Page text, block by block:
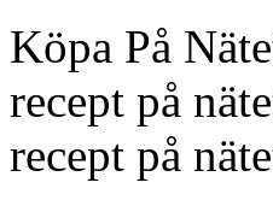
Köpa På
recept på
recept på